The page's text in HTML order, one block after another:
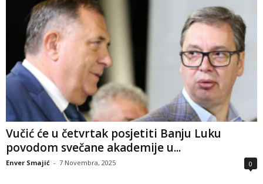
Vučić će u četvrtak posjetiti Banju Luku
povodom svečane akademije u...
Enver Smajić - 7 Novembra, 2025 0